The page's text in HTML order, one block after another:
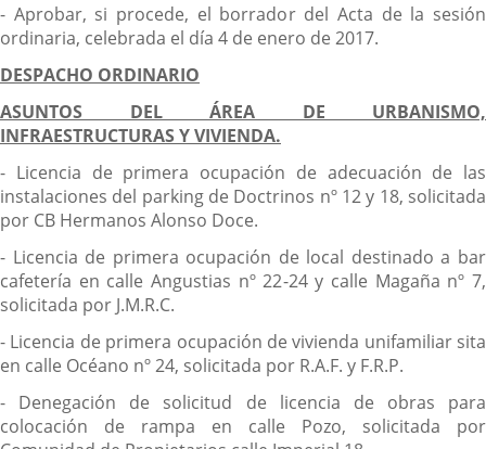
- Aprobar, si procede, el borrador del Acta de la sesión
ordinaria, celebrada el día 4 de enero de 2017.
DESPACHO ORDINARIO
ASUNTOS DEL ÁREA DE URBANISMO,
INFRAESTRUCTURAS Y VIVIENDA.
- Licencia de primera ocupación de adecuación de las
instalaciones del parking de Doctrinos nº 12 y 18, solicitada
por CB Hermanos Alonso Doce.
- Licencia de primera ocupación de local destinado a bar
cafetería en calle Angustias nº 22-24 y calle Magaña nº 7,
solicitada por J.M.R.C.
- Licencia de primera ocupación de vivienda unifamiliar sita
en calle Océano nº 24, solicitada por R.A.F. y F.R.P.
- Denegación de solicitud de licencia de obras para
colocación de rampa en calle Pozo, solicitada por